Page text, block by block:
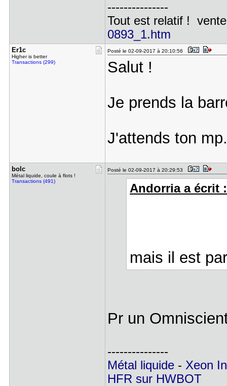
---------------
Tout est relatif !
0893_1.htm
Er1c
Higher is better
Transactions (299)
Posté le 02-09-2017 à 20:10:56
Salut !
Je prends la
J'attends ton mp.
bolc
Métal liquide, coule à flots !
Transactions (491)
Posté le 02-09-2017 à 20:29:53
Andorria a écrit :
mais il est
Pr un
---------------
Métal liquide- Xeon
HFR sur HWBOT